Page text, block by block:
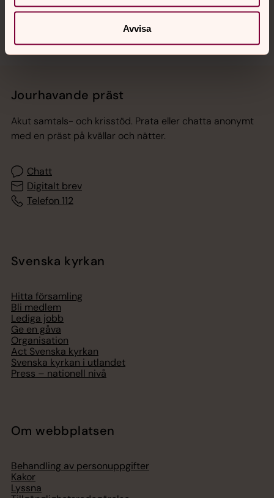
Avvisa
Jourhavande präst
Akut samtals- och krisstöd. Prata eller chatta anonymt
med en präst på kvällar och nätter.
Chatt
Digitalt brev
Telefon 112
Svenska kyrkan
Hitta församling
Bli medlem
Lediga jobb
Ge en gåva
Organisation
Act Svenska kyrkan
Svenska kyrkan i utlandet
Press – nationell nivå
Om webbplatsen
Behandling av personuppgifter
Kakor
Lyssna